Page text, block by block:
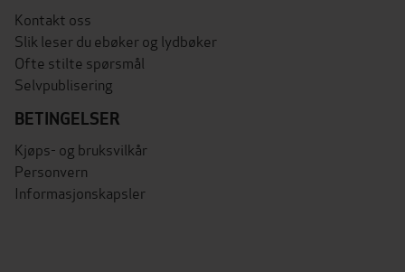
Kontakt oss
Slik leser du ebøker og lydbøker
Ofte stilte spørsmål
Selvpublisering
BETINGELSER
Kjøps- og bruksvilkår
Personvern
Informasjonskapsler